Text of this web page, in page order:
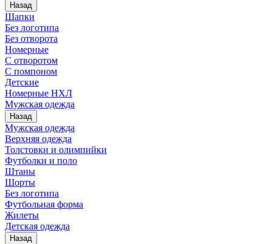
Назад
Шапки
Без логотипа
Без отворота
Номерные
С отворотом
С помпоном
Детские
Номерные НХЛ
Мужская одежда
Назад
Мужская одежда
Верхняя одежда
Толстовки и олимпийки
Футболки и поло
Штаны
Шорты
Без логотипа
Футбольная форма
Жилеты
Детская одежда
Назад